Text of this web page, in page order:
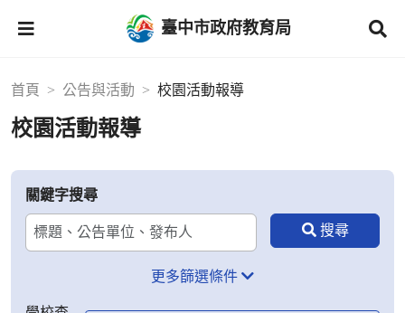
臺中市政府教育局
首頁 公告與活動 校園活動報導
校園活動報導
關鍵字搜尋
更多篩選條件